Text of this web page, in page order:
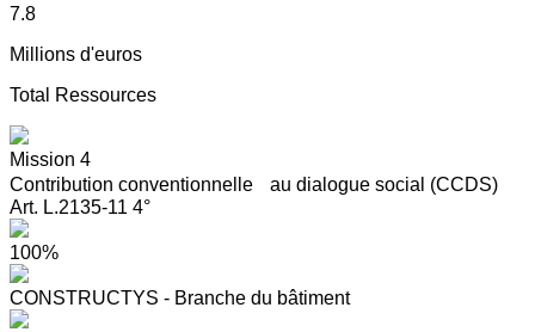
7.8
Millions d'euros
Total Ressources
Mission 4
Contribution conventionnelle au dialogue social (CCDS)
Art. L.2135-11 4°
100%
CONSTRUCTYS - Branche du bâtiment